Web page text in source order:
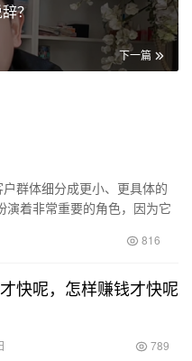
？
下一篇
群体细分成更小、更具体的
着非常重要的角色，因为它
816
快呢，怎样赚钱才快呢
789